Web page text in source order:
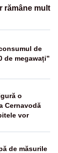
rămâne mult
de
de megawați”
o
Cernavodă
vor
de măsurile